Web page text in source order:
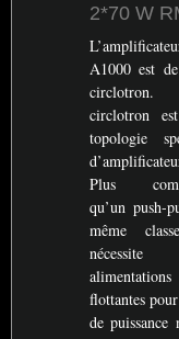
2*70 W
A1000 est
circlotron
topologie
Plus
qu’un push-
même
nécessite
alimentations
flottantes
de